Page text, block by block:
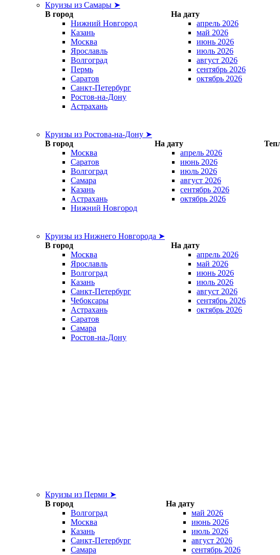
Круизы из Самары ➤
В город
На дату
Нижний Новгород
Казань
Москва
Ярославль
Волгоград
Пермь
Саратов
Санкт-Петербург
Ростов-на-Дону
Астрахань
апрель 2026
май 2026
июнь 2026
июль 2026
август 2026
сентябрь 2026
октябрь 2026
Круизы из Ростова-на-Дону ➤
В город
На дату
Москва
Саратов
Волгоград
Самара
Казань
Астрахань
Нижний Новгород
апрель 2026
июнь 2026
июль 2026
август 2026
сентябрь 2026
октябрь 2026
Круизы из Нижнего Новгорода ➤
В город
На дату
Москва
Ярославль
Волгоград
Казань
Санкт-Петербург
Чебоксары
Астрахань
Саратов
Самара
Ростов-на-Дону
апрель 2026
май 2026
июнь 2026
июль 2026
август 2026
сентябрь 2026
октябрь 2026
Круизы из Перми ➤
В город
На дату
Волгоград
Москва
Казань
Санкт-Петербург
Самара
май 2026
июнь 2026
июль 2026
август 2026
сентябрь 2026